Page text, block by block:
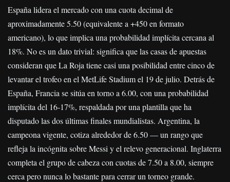
España lidera el mercado con una cuota decimal de
aproximadamente 5.50 (equivalente a +450 en formato
americano), lo que implica una probabilidad implícita cercana al
18%. No es un dato trivial: significa que las casas de apuestas
consideran que La Roja tiene casi una posibilidad entre cinco de
levantar el trofeo en el MetLife Stadium el 19 de julio. Detrás de
España, Francia se sitúa en torno a 6.00, con una probabilidad
implícita del 16-17%, respaldada por una plantilla que ha
disputado las dos últimas finales mundialistas. Argentina, la
campeona vigente, cotiza alrededor de 6.50 — un rango que
refleja la incógnita sobre Messi y el relevo generacional. Inglaterra
completa el grupo de cabeza con cuotas de 7.50 a 8.00, siempre
cerca pero nunca lo bastante para cerrar un torneo grande.